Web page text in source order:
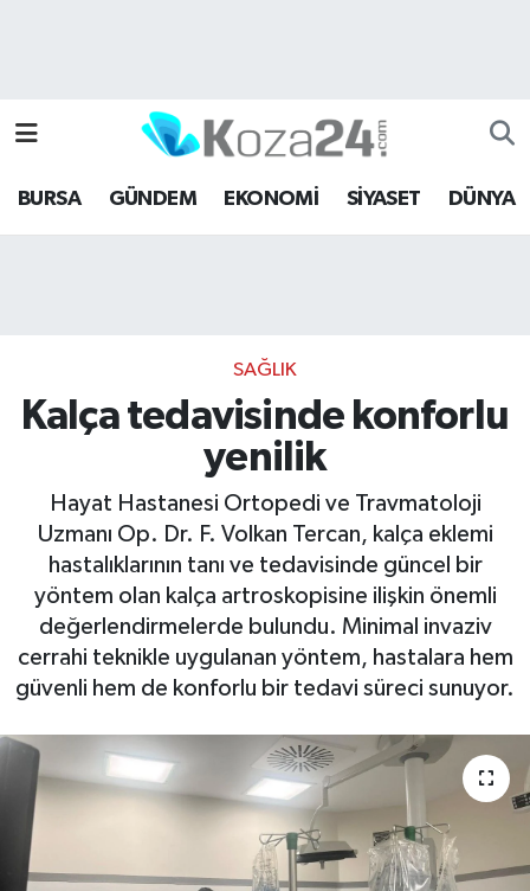
BURSA GÜNDEM EKONOMİ SİYASET DÜNYA
SAĞLIK
Kalça tedavisinde konforlu
yenilik
Hayat Hastanesi Ortopedi ve Travmatoloji
Uzmanı Op. Dr. F. Volkan Tercan, kalça eklemi
hastalıklarının tanı ve tedavisinde güncel bir
yöntem olan kalça artroskopisine ilişkin önemli
değerlendirmelerde bulundu. Minimal invaziv
cerrahi teknikle uygulanan yöntem, hastalara hem
güvenli hem de konforlu bir tedavi süreci sunuyor.
Bursa Hava Durumu
Bursa Namaz Vakitleri
Son Dakika Haberleri
Haber Arşivi